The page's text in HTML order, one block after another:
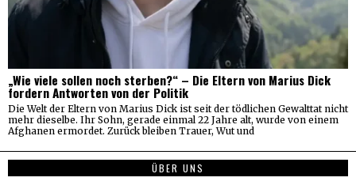
„Wie viele sollen noch sterben?“ – Die Eltern von Marius Dick
fordern Antworten von der Politik
Die Welt der Eltern von Marius Dick ist seit der tödlichen Gewalttat nicht
mehr dieselbe. Ihr Sohn, gerade einmal 22 Jahre alt, wurde von einem
Afghanen ermordet. Zurück bleiben Trauer, Wut und
ÜBER UNS